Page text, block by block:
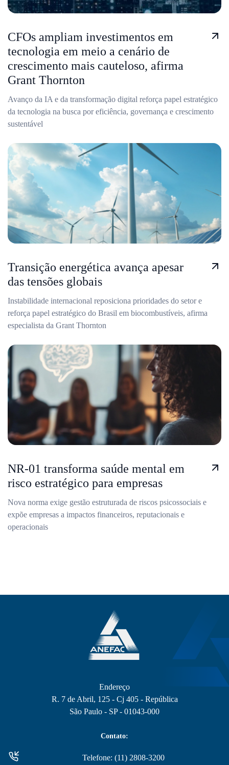
CFOs ampliam investimentos em
tecnologia em meio a cenário de
crescimento mais cauteloso, afirma
Grant Thornton
Avanço da IA e da transformação digital reforça papel estratégico
da tecnologia na busca por eficiência, governança e crescimento
sustentável
Transição energética avança apesar
das tensões globais
Instabilidade internacional reposiciona prioridades do setor e
reforça papel estratégico do Brasil em biocombustíveis, afirma
especialista da Grant Thornton
NR-01 transforma saúde mental em
risco estratégico para empresas
Nova norma exige gestão estruturada de riscos psicossociais e
expõe empresas a impactos financeiros, reputacionais e
operacionais
Endereço
R. 7 de Abril, 125 - Cj 405 - República
São Paulo - SP - 01043-000
Contato:
Telefone: (11) 2808-3200